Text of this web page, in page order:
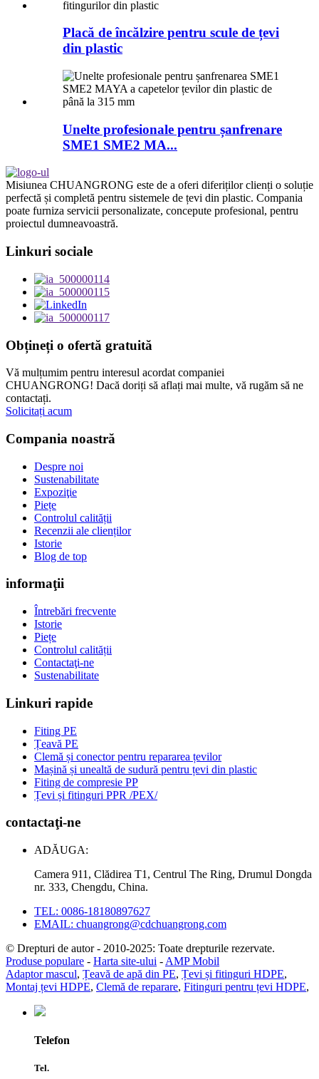
Placă de încălzire pentru scule de țevi
din plastic
Unelte profesionale pentru șanfrenare
SME1 SME2 MA...
Misiunea CHUANGRONG este de a oferi diferiților clienți o soluție
perfectă și completă pentru sistemele de țevi din plastic. Compania
poate furniza servicii personalizate, concepute profesional, pentru
proiectul dumneavoastră.
Linkuri sociale
Obțineți o ofertă gratuită
Vă mulțumim pentru interesul acordat companiei
CHUANGRONG! Dacă doriți să aflați mai multe, vă rugăm să ne
contactați.
Solicitați acum
Compania noastră
Despre noi
Sustenabilitate
Expoziţie
Piețe
Controlul calității
Recenzii ale clienților
Istorie
Blog de top
informaţii
Întrebări frecvente
Istorie
Piețe
Controlul calității
Contactaţi-ne
Sustenabilitate
Linkuri rapide
Fiting PE
Țeavă PE
Clemă și conector pentru repararea țevilor
Mașină și unealtă de sudură pentru țevi din plastic
Fiting de compresie PP
Țevi și fitinguri PPR /PEX/
contactaţi-ne
ADĂUGA:
Camera 911, Clădirea T1, Centrul The Ring, Drumul Dongda
nr. 333, Chengdu, China.
TEL: 0086-18180897627
EMAIL: chuangrong@cdchuangrong.com
© Drepturi de autor - 2010-2025: Toate drepturile rezervate.
Produse populare - Harta site-ului - AMP Mobil
Adaptor mascul, Țeavă de apă din PE, Țevi și fitinguri HDPE,
Montaj țevi HDPE, Clemă de reparare, Fitinguri pentru țevi HDPE,
Telefon
Tel.